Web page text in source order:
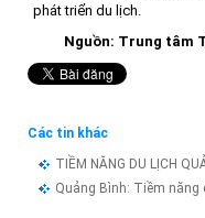
phát triển du lịch.
Nguồn: Trung tâm
Các tin khác
TIỀM NĂNG DU LỊCH
Quảng Bình: Tiềm